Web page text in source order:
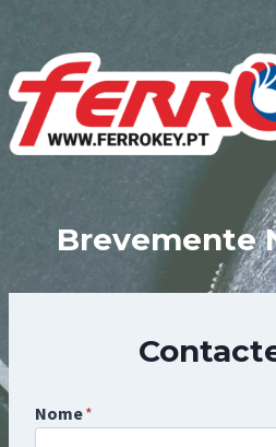
content
Brevemente
Nome*